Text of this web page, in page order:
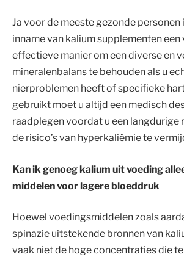
Ja voor de meeste gezonde personen
inname van kalium supplementen een
effectieve manier om een diverse en
mineralenbalans te behouden als u
nierproblemen heeft of specifieke
gebruikt moet u altijd een medisch
raadplegen voordat u een langdurige
de risico’s van hyperkaliëmie te
Kan ik genoeg kalium uit voeding
middelen voor lagere bloeddruk
Hoewel voedingsmiddelen zoals
spinazie uitstekende bronnen van
vaak niet de hoge concentraties die